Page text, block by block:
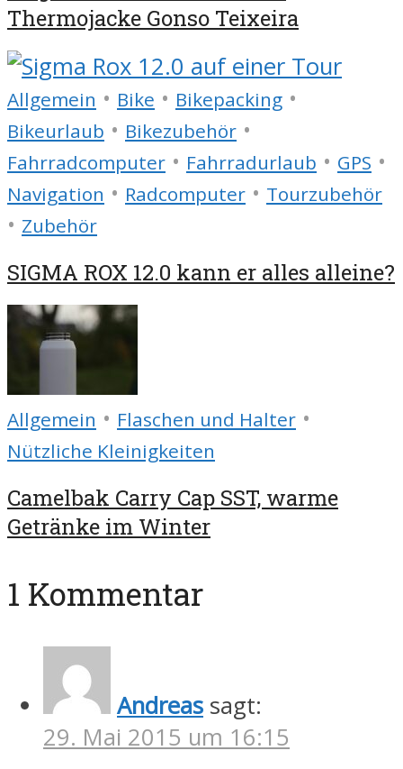
Thermojacke Gonso Teixeira
Allgemein • Bike • Bikepacking •
Bikeurlaub • Bikezubehör •
Fahrradcomputer • Fahrradurlaub • GPS •
Navigation • Radcomputer • Tourzubehör
• Zubehör
SIGMA ROX 12.0 kann er alles alleine?
Allgemein • Flaschen und Halter •
Nützliche Kleinigkeiten
Camelbak Carry Cap SST, warme
Getränke im Winter
1 Kommentar
Andreas sagt:
29. Mai 2015 um 16:15